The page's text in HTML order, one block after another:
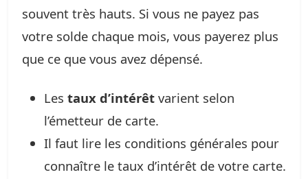
souvent très hauts. Si vous ne payez pas
votre solde chaque mois, vous payerez plus
que ce que vous avez dépensé.
Les taux d’intérêt varient selon
l’émetteur de carte.
Il faut lire les conditions générales pour
connaître le taux d’intérêt de votre carte.